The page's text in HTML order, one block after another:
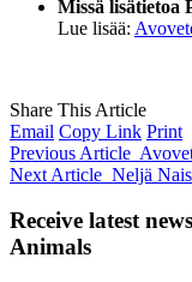
Missä lisätietoa
Lue lisää:
Share This Article
Email Copy Link Print
Previous Article
Next Article Neljä
Receive latest
Animals